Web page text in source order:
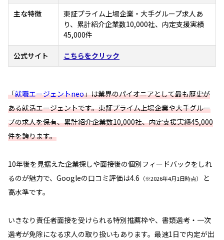
主な特徴
東証プライム上場企業・大手グループ求人あ
り、累計紹介企業数10,000社、内定支援実績
45,000件
公式サイト こちらをクリック
「就職エージェントneo」は業界のパイオニアとして最も歴史が
ある就活エージェントです。東証プライム上場企業や大手グルー
プの求人を保有、累計紹介企業数10,000社、内定支援実績45,000
件を誇ります。
10年後を見据えた企業探しや面接後の個別フィードバックをしれ
るのが魅力で、Googleの口コミ評価は4.6 （※2026年4月1日時点）
と
高水準です。
いきなり責任者面接を受けられる特別推薦枠や、書類選考・一次
選考が免除になる求人の取り扱いもあります。最速1日で内定が出